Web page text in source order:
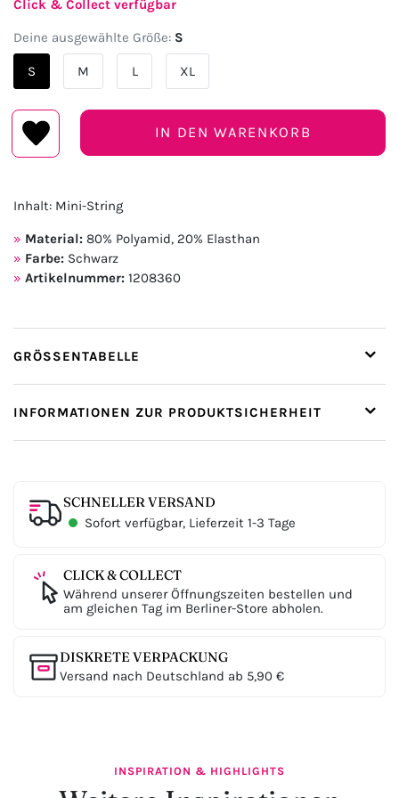
Click & Collect verfügbar
Deine ausgewählte Größe: S
S M L XL
IN DEN WARENKORB
Inhalt: Mini-String
Material: 80% Polyamid, 20% Elasthan
Farbe: Schwarz
Artikelnummer: 1208360
GRÖSSENTABELLE
INFORMATIONEN ZUR PRODUKTSICHERHEIT
SCHNELLER VERSAND
Sofort verfügbar, Lieferzeit 1-3 Tage
CLICK & COLLECT
Während unserer Öffnungszeiten bestellen und
am gleichen Tag im Berliner-Store abholen.
DISKRETE VERPACKUNG
Versand nach Deutschland ab 5,90 €
INSPIRATION & HIGHLIGHTS